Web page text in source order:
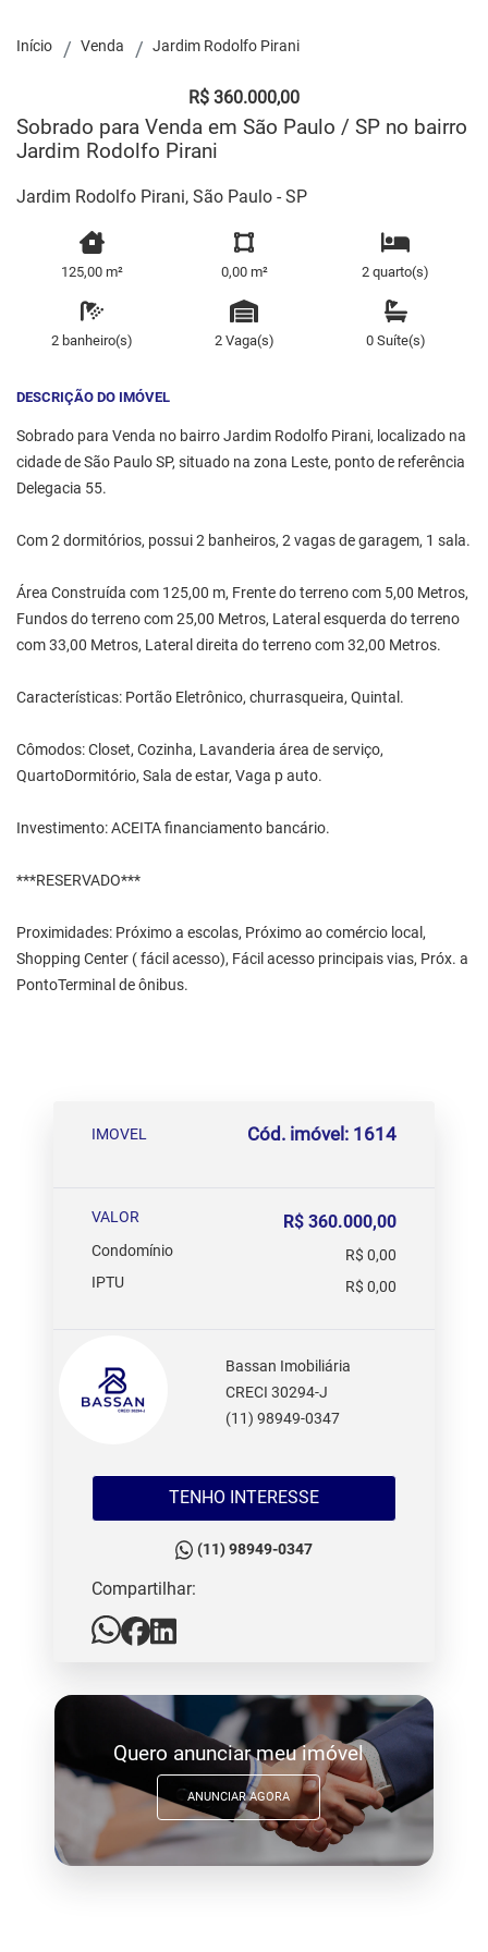
Início Venda Jardim Rodolfo Pirani
R$ 360.000,00
Sobrado para Venda em São Paulo / SP no bairro
Jardim Rodolfo Pirani
Jardim Rodolfo Pirani, São Paulo - SP
125,00 m² 0,00 m² 2 quarto(s)
2 banheiro(s) 2 Vaga(s) 0 Suíte(s)
DESCRIÇÃO DO IMÓVEL
Sobrado para Venda no bairro Jardim Rodolfo Pirani, localizado na
cidade de São Paulo SP, situado na zona Leste, ponto de referência
Delegacia 55.
Com 2 dormitórios, possui 2 banheiros, 2 vagas de garagem, 1 sala.
Área Construída com 125,00 m, Frente do terreno com 5,00 Metros,
Fundos do terreno com 25,00 Metros, Lateral esquerda do terreno
com 33,00 Metros, Lateral direita do terreno com 32,00 Metros.
Características: Portão Eletrônico, churrasqueira, Quintal.
Cômodos: Closet, Cozinha, Lavanderia área de serviço,
QuartoDormitório, Sala de estar, Vaga p auto.
Investimento: ACEITA financiamento bancário.
***RESERVADO***
Proximidades: Próximo a escolas, Próximo ao comércio local,
Shopping Center ( fácil acesso), Fácil acesso principais vias, Próx. a
PontoTerminal de ônibus.
IMOVEL Cód. imóvel: 1614
VALOR R$ 360.000,00
Condomínio
R$ 0,00
IPTU
R$ 0,00
Bassan Imobiliária
CRECI 30294-J
(11) 98949-0347
TENHO INTERESSE
(11) 98949-0347
Compartilhar:
Quero anunciar meu imóvel
ANUNCIAR AGORA